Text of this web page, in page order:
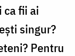
ca fii ai
singur?
Pentru